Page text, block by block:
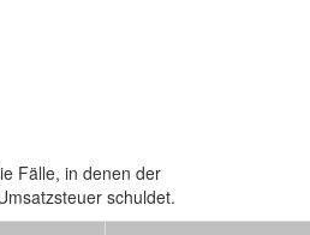
Fälle, in denen der
schuldet.